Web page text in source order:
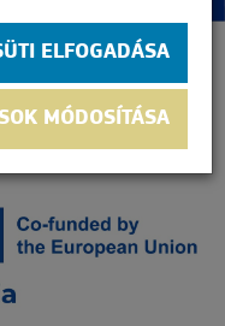
ELFOGADÁSA
MÓDOSÍTÁSA